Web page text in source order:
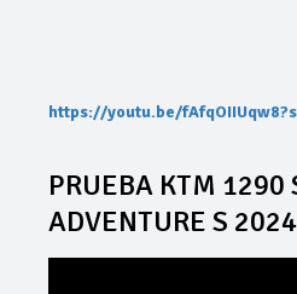
https://youtu.be/
PRUEBA KTM 1290
ADVENTURE S 2024